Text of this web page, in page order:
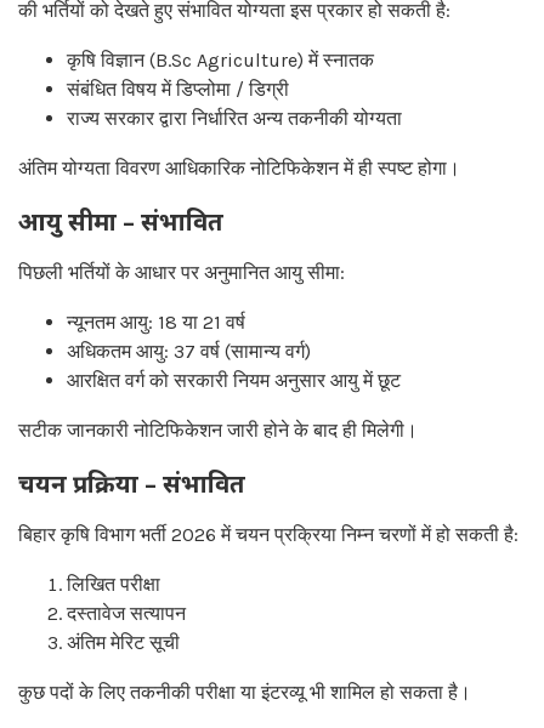
की भर्तियों को देखते हुए संभावित योग्यता इस प्रकार हो सकती है:
कृषि विज्ञान (B.Sc Agriculture) में स्नातक
संबंधित विषय में डिप्लोमा / डिग्री
राज्य सरकार द्वारा निर्धारित अन्य तकनीकी योग्यता
अंतिम योग्यता विवरण आधिकारिक नोटिफिकेशन में ही स्पष्ट होगा।
आयु सीमा – संभावित
पिछली भर्तियों के आधार पर अनुमानित आयु सीमा:
न्यूनतम आयु: 18 या 21 वर्ष
अधिकतम आयु: 37 वर्ष (सामान्य वर्ग)
आरक्षित वर्ग को सरकारी नियम अनुसार आयु में छूट
सटीक जानकारी नोटिफिकेशन जारी होने के बाद ही मिलेगी।
चयन प्रक्रिया – संभावित
बिहार कृषि विभाग भर्ती 2026 में चयन प्रक्रिया निम्न चरणों में हो सकती है:
लिखित परीक्षा
दस्तावेज सत्यापन
अंतिम मेरिट सूची
कुछ पदों के लिए तकनीकी परीक्षा या इंटरव्यू भी शामिल हो सकता है।